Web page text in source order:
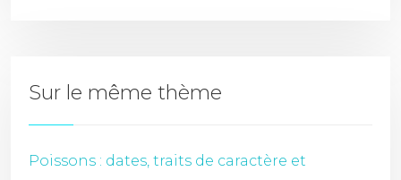
Sur le même thème
Poissons : dates, traits de caractère et